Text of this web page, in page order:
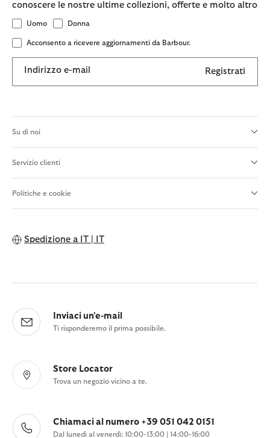
conoscere le nostre ultime collezioni, offerte e molto altro
Uomo Donna
Acconsento a ricevere aggiornamenti da Barbour.
Indirizzo e-mail Registrati
Su di noi
Servizio clienti
Politiche e cookie
Spedizione a IT | IT
Inviaci un'e-mail
Ti risponderemo il prima possibile.
Store Locator
Trova un negozio vicino a te.
Chiamaci al numero +39 051 042 0151
Dal lunedì al venerdì: 10:00-13:00 | 14:00-16:00